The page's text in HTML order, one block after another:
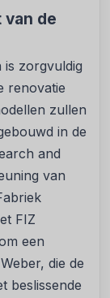
de
is zorgvuldig
renovatie
zullen
in de
and
van
FIZ
een
die de
beslissende